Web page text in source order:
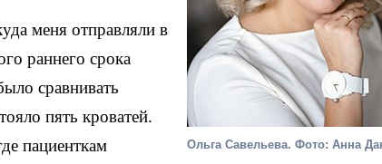
Ольга Савельева. Фото: Анна
меня отправляли в
раннего срока
сравнивать
пять кроватей.
пациенткам